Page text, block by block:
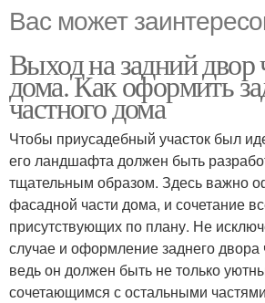
Вас может
Выход на задний двор
дома. Как оформить
частного дома
Чтобы приусадебный участок был
его ландшафта должен быть
тщательным образом. Здесь важно
фасадной части дома, и сочетание
присутствующих по плану. Не
случае и оформление заднего двора
ведь он должен быть не только
сочетающимся с остальными